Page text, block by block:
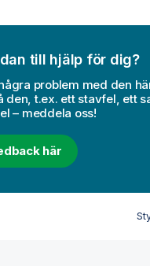
till hjälp för dig?
problem med den
den, t.ex. ett stavfel, ett
– meddela oss!
här